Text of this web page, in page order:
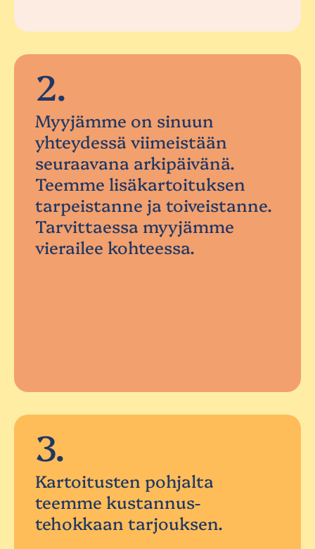
2.
Myyjämme on sinuun
yhteydessä viimeistään
seuraavana arkipäivänä.
Teemme lisäkartoituksen
tarpeistanne ja toiveistanne.
Tarvittaessa myyjämme
vierailee kohteessa.
3.
Kartoitusten pohjalta
teemme kustannus-
tehokkaan tarjouksen.